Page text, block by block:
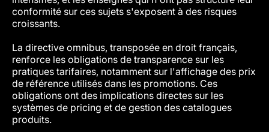
conformité sur ces sujets s'exposent à des risques
croissants.
La directive omnibus, transposée en droit français,
renforce les obligations de transparence sur les
pratiques tarifaires, notamment sur l'affichage des prix
de référence utilisés dans les promotions. Ces
obligations ont des implications directes sur les
systèmes de pricing et de gestion des catalogues
produits.